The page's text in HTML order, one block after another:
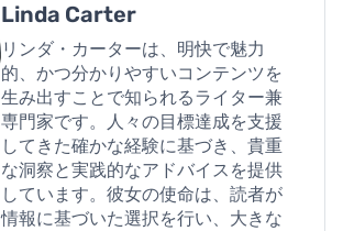
Linda Carter
リンダ・カーターは、明快で魅力
的、かつ分かりやすいコンテンツを
生み出すことで知られるライター兼
専門家です。人々の目標達成を支援
してきた確かな経験に基づき、貴重
な洞察と実践的なアドバイスを提供
しています。彼女の使命は、読者が
情報に基づいた選択を行い、大きな